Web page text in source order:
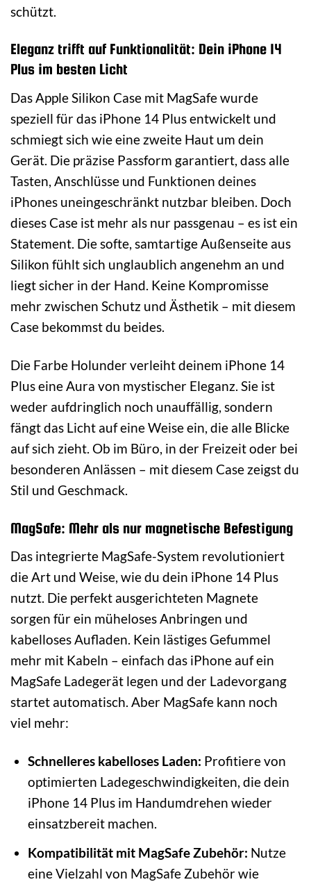
schützt.
Eleganz trifft auf Funktionalität: Dein iPhone 14
Plus im besten Licht
Das Apple Silikon Case mit MagSafe wurde
speziell für das iPhone 14 Plus entwickelt und
schmiegt sich wie eine zweite Haut um dein
Gerät. Die präzise Passform garantiert, dass alle
Tasten, Anschlüsse und Funktionen deines
iPhones uneingeschränkt nutzbar bleiben. Doch
dieses Case ist mehr als nur passgenau – es ist ein
Statement. Die softe, samtartige Außenseite aus
Silikon fühlt sich unglaublich angenehm an und
liegt sicher in der Hand. Keine Kompromisse
mehr zwischen Schutz und Ästhetik – mit diesem
Case bekommst du beides.
Die Farbe Holunder verleiht deinem iPhone 14
Plus eine Aura von mystischer Eleganz. Sie ist
weder aufdringlich noch unauffällig, sondern
fängt das Licht auf eine Weise ein, die alle Blicke
auf sich zieht. Ob im Büro, in der Freizeit oder bei
besonderen Anlässen – mit diesem Case zeigst du
Stil und Geschmack.
MagSafe: Mehr als nur magnetische Befestigung
Das integrierte MagSafe-System revolutioniert
die Art und Weise, wie du dein iPhone 14 Plus
nutzt. Die perfekt ausgerichteten Magnete
sorgen für ein müheloses Anbringen und
kabelloses Aufladen. Kein lästiges Gefummel
mehr mit Kabeln – einfach das iPhone auf ein
MagSafe Ladegerät legen und der Ladevorgang
startet automatisch. Aber MagSafe kann noch
viel mehr:
Schnelleres kabelloses Laden: Profitiere von
optimierten Ladegeschwindigkeiten, die dein
iPhone 14 Plus im Handumdrehen wieder
einsatzbereit machen.
Kompatibilität mit MagSafe Zubehör: Nutze
eine Vielzahl von MagSafe Zubehör wie